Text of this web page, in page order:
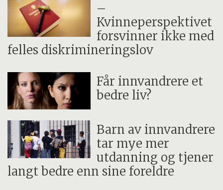
–
Kvinneperspektivet
forsvinner ikke med
felles diskrimineringslov
Får innvandrere et
bedre liv?
Barn av innvandrere
tar mye mer
utdanning og tjener
langt bedre enn sine foreldre